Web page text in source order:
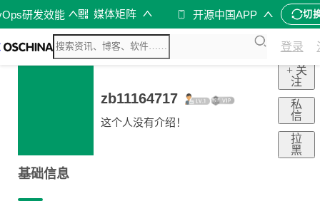
研发效能 媒体矩阵 开源中国APP 切
登录
zb11164717
这个人没有介绍！
+ 关
注
私
信
拉
黑
基础信息